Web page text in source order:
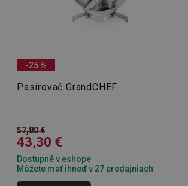
-25 %
Pasírovač GrandCHEF
57,80 €
43,30 €
Dostupné v eshope
Môžete mať ihneď v 27 predajniach